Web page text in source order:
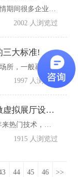
对于企业来说，疫情期间很多企业为了品牌发展路线，之前有展厅的想着展厅升级改造，没有展厅的企业开始着手在企业形象这块考虑，企业展厅需要找到专业的展厅设计公司，这样子设计出来的展厅布局也合理，也能达到企业形象展示需要，那么企业展厅的合理布局设计的作用?
2002 人浏览过
三大标准!
企业展厅作为开放场所，一般再考虑设计时，就得多方面考虑的，毕竟企业展厅式作为企业形象展示的地方，如何评价一个企业的展厅设计好坏，主要看哪些?主要从以下三个方面看：
1997 人浏览过
企业为什么要做虚拟展厅设计?
VR虚拟现实是近年来热门技术，疫情的蔓延，它又重新又出现在观众面前，原理是利用计算机技术模拟产生一个三维空间的虚拟世界，提供视觉、听觉、触觉等感官的模拟，让观众可以实时地、没有限制地观察三度空间内的事物。而vr技术在各个行业的应用也越来越智能化，尤其是在展厅上的应用得到了最大的发挥。
1915 人浏览过
44 45 46 >>